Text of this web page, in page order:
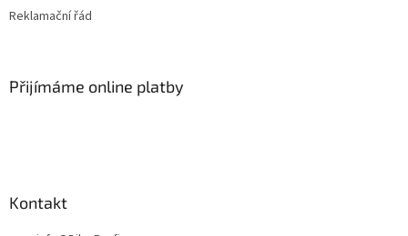
Reklamační řád
Přijímáme online platby
Kontakt